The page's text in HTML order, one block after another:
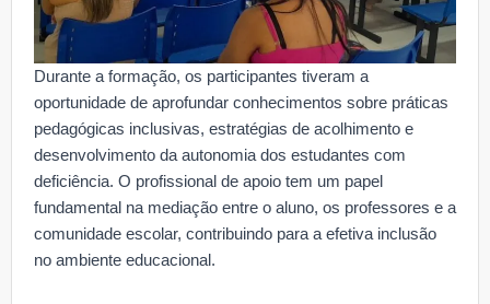
Durante a formação, os participantes tiveram a
oportunidade de aprofundar conhecimentos sobre práticas
pedagógicas inclusivas, estratégias de acolhimento e
desenvolvimento da autonomia dos estudantes com
deficiência. O profissional de apoio tem um papel
fundamental na mediação entre o aluno, os professores e a
comunidade escolar, contribuindo para a efetiva inclusão
no ambiente educacional.